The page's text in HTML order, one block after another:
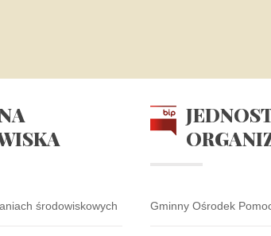
środowiskowych Gminny Ośrodek